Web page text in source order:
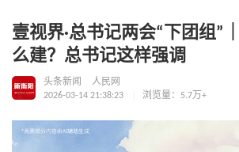
壹视界·总书记两会“下团组”
么建？总书记这样强调
头条新闻
人民网
2026-03-14 21:38:23
浏览量：5.7万+